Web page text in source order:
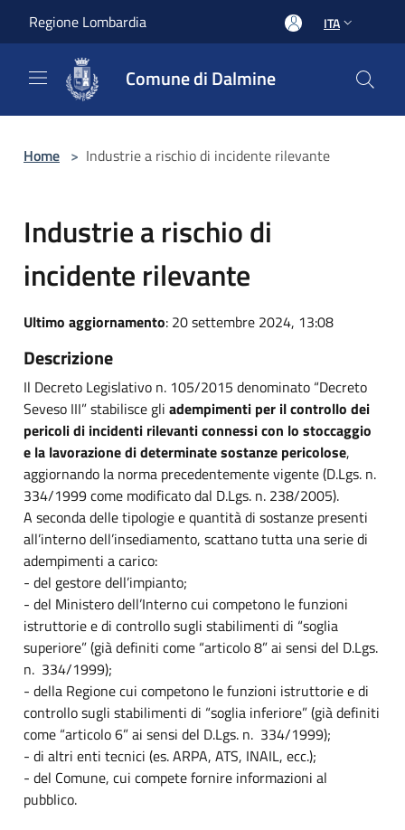
Regione Lombardia ITA
Comune di Dalmine
Home > Industrie a rischio di incidente rilevante
Industrie a rischio di
incidente rilevante
Ultimo aggiornamento: 20 settembre 2024, 13:08
Descrizione
Il Decreto Legislativo n. 105/2015 denominato “Decreto
Seveso III” stabilisce gli adempimenti per il controllo dei
pericoli di incidenti rilevanti connessi con lo stoccaggio
e la lavorazione di determinate sostanze pericolose,
aggiornando la norma precedentemente vigente (D.Lgs. n.
334/1999 come modificato dal D.Lgs. n. 238/2005).
A seconda delle tipologie e quantità di sostanze presenti
all’interno dell’insediamento, scattano tutta una serie di
adempimenti a carico:
- del gestore dell’impianto;
- del Ministero dell’Interno cui competono le funzioni
istruttorie e di controllo sugli stabilimenti di “soglia
superiore” (già definiti come “articolo 8” ai sensi del D.Lgs.
n. 334/1999);
- della Regione cui competono le funzioni istruttorie e di
controllo sugli stabilimenti di “soglia inferiore” (già definiti
come “articolo 6” ai sensi del D.Lgs. n. 334/1999);
- di altri enti tecnici (es. ARPA, ATS, INAIL, ecc.);
- del Comune, cui compete fornire informazioni al
pubblico.